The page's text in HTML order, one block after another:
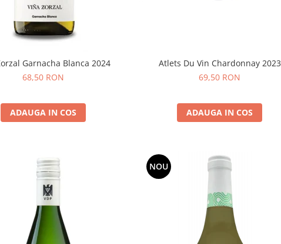
Garnacha Blanca 2024
68,50 RON
ADAUGA IN COS
Atlets Du Vin Chardonnay 2023
69,50 RON
ADAUGA IN COS
NOU